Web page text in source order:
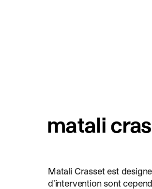
matali
Matali Crasset est
d’intervention sont